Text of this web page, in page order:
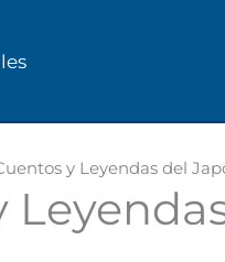
y Leyendas del